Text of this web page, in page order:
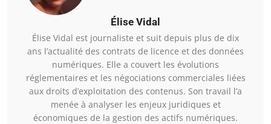
Élise Vidal
Élise Vidal est journaliste et suit depuis plus de dix
ans l’actualité des contrats de licence et des données
numériques. Elle a couvert les évolutions
réglementaires et les négociations commerciales liées
aux droits d’exploitation des contenus. Son travail l’a
menée à analyser les enjeux juridiques et
économiques de la gestion des actifs numériques.